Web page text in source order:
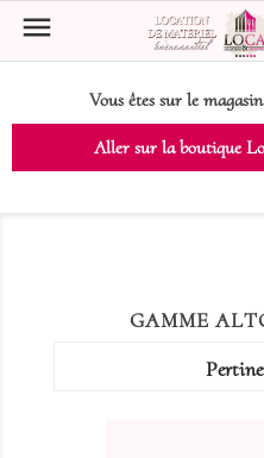
Vous êtes sur le
Aller sur la boutique

GAMME